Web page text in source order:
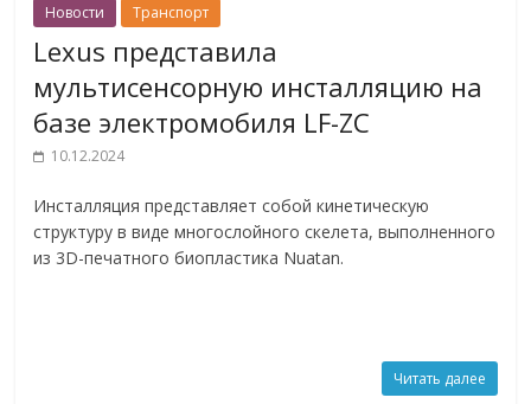
Новости Транспорт
Lexus представила
мультисенсорную инсталляцию на
базе электромобиля LF-ZC
10.12.2024
Инсталляция представляет собой кинетическую
структуру в виде многослойного скелета, выполненного
из 3D-печатного биопластика Nuatan.
Читать далее